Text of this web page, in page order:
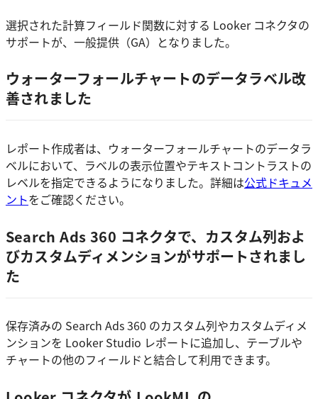
選択された計算フィールド関数に対する Looker コネクタの
サポートが、一般提供（GA）となりました。
ウォーターフォールチャートのデータラベル改
善されました
レポート作成者は、ウォーターフォールチャートのデータラ
ベルにおいて、ラベルの表示位置やテキストコントラストの
レベルを指定できるようになりました。詳細は公式ドキュメ
ントをご確認ください。
Search Ads 360 コネクタで、カスタム列およ
びカスタムディメンションがサポートされまし
た
保存済みの Search Ads 360 のカスタム列やカスタムディメ
ンションを Looker Studio レポートに追加し、テーブルや
チャートの他のフィールドと結合して利用できます。